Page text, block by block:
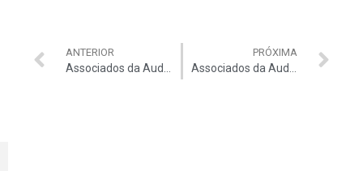
ANTERIOR
Associados da Auditar têm mais de R$ 2 mil de bônus no novo Cruze Sedan
PRÓXIMA
Associados da Auditar ganham R$ 75 de desconto na primeira do Sams Club